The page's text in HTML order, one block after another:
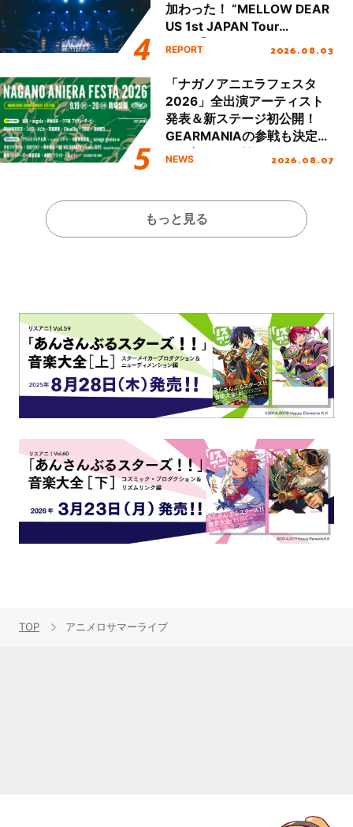
加わった！ “MELLOW DEAR
US 1st JAPAN Tour
Final「NICE to meet YOU
ート!!
REPORT 2026.08.03
「ナガノアニエラフェスタ
2026」全出演アーティスト
発表＆新ステージ初公開！
GEARMANIAの参戦も決定
し、初となる第3ステージの
NEWS 2026.08.07
もっと見る
TOP アニメロサマーライブ